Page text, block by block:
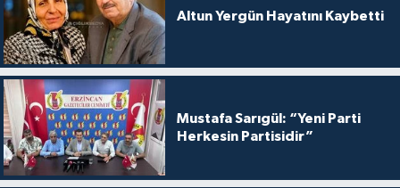
Altun Yergün Hayatını Kaybetti
Mustafa Sarıgül: “Yeni Parti
Herkesin Partisidir”